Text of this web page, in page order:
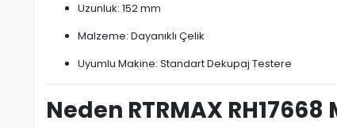
Uzunluk: 152 mm
Malzeme: Dayanıklı Çelik
Uyumlu Makine: Standart Dekupaj Testere
Neden RTRMAX